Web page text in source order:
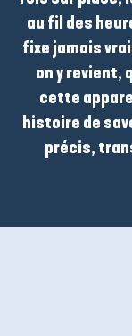
au fil des
fixe jamais
on y revient,
cette
histoire de
précis,